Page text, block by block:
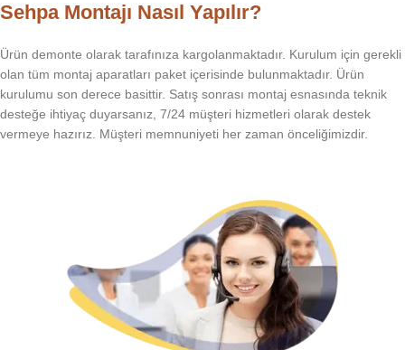
Sehpa Montajı Nasıl Yapılır?
Ürün demonte olarak tarafınıza kargolanmaktadır. Kurulum için gerekli
olan tüm montaj aparatları paket içerisinde bulunmaktadır. Ürün
kurulumu son derece basittir. Satış sonrası montaj esnasında teknik
desteğe ihtiyaç duyarsanız, 7/24 müşteri hizmetleri olarak destek
vermeye hazırız. Müşteri memnuniyeti her zaman önceliğimizdir.